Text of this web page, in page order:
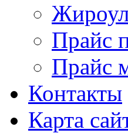
Прайс
Прайс
Контакты
Карта